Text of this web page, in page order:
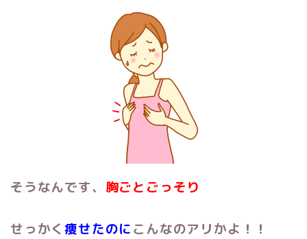
そうなんです、 胸ごとごっそり
せっかく痩せたのにこんなのアリかよ！！